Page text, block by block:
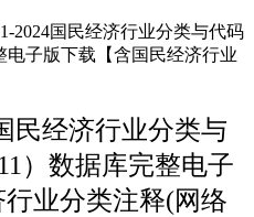
2024国民经济行业分类与代码
电子版下载【含国民经济行业
民经济行业分类与
）数据库完整电子
业分类注释(网络